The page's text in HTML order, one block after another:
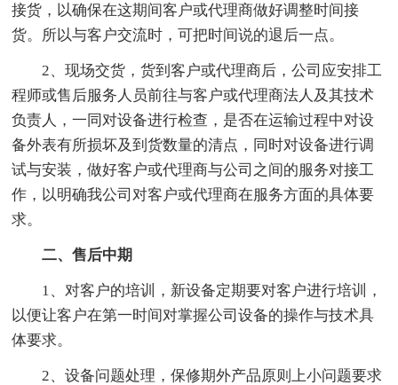
接货，以确保在这期间客户或代理商做好调整时间接
货。所以与客户交流时，可把时间说的退后一点。
2、现场交货，货到客户或代理商后，公司应安排工
程师或售后服务人员前往与客户或代理商法人及其技术
负责人，一同对设备进行检查，是否在运输过程中对设
备外表有所损坏及到货数量的清点，同时对设备进行调
试与安装，做好客户或代理商与公司之间的服务对接工
作，以明确我公司对客户或代理商在服务方面的具体要
求。
二、售后中期
1、对客户的培训，新设备定期要对客户进行培训，
以便让客户在第一时间对掌握公司设备的操作与技术具
体要求。
2、设备问题处理，保修期外产品原则上小问题要求